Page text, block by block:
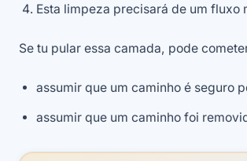
Esta limpeza precisará de um fluxo
Se tu pular essa camada, pode
assumir que um caminho é seguro
assumir que um caminho foi